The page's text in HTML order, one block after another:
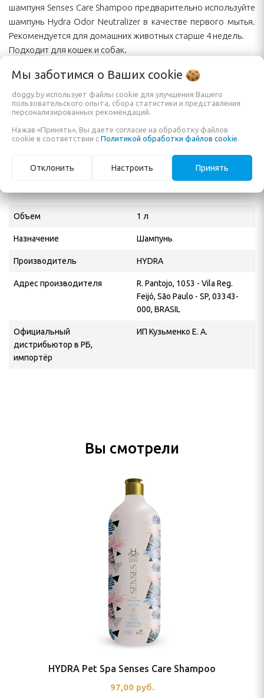
шампуня Senses Care Shampoo предварительно используйте
шампунь Hydra Odor Neutralizer в качестве первого мытья.
Рекомендуется для домашних животных старше 4 недель.
Подходит для кошек и собак.
Состав:
Water/Aqua, Sodium Laureth Sulfate, Cocamidopropyl Betaine,
Sodium Cocoamphoacetate, Glycol Distearate, Cocamide MIPA,
herbaceum Extract, Lipoprotein Complex, Preservatives,
Объем 1 л
Назначение Шампунь
Производитель HYDRA
Адрес производителя
R. Pantojo, 1053 - Vila Reg.
Feijó, São Paulo - SP, 03343-
000, BRASIL
Официальный
дистрибьютор в РБ,
импортёр
ИП Кузьменко Е. А.
Вы смотрели
HYDRA Pet Spa Senses Care Shampoo
97,00 руб.
Мы заботимся о Ваших cookie
doggy.by использует файлы cookie для улучшения Вашего
пользовательского опыта, сбора статистики и представления
персонализированных рекомендаций.
Нажав «Принять», Вы даете согласие на обработку файлов
cookie в соответствии с Политикой обработки файлов cookie
Отклонить Настроить Принять